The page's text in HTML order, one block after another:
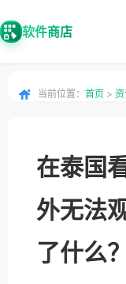
软件商店
当前位置： 首页 >
在泰国
外无法
了什么？